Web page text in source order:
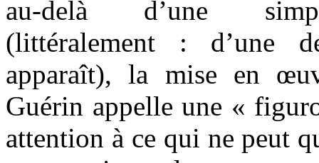
au-delà d’une
(littéralement : d’une
apparaît), la mise en
Guérin appelle une «
attention à ce qui ne peut